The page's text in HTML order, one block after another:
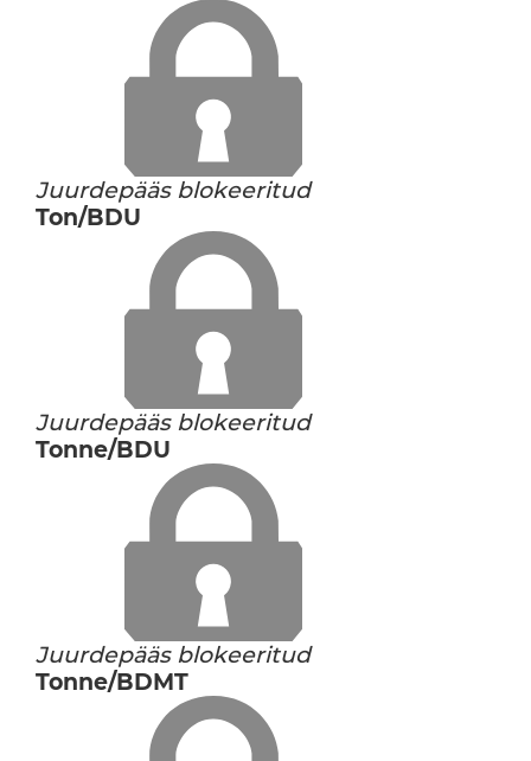
Juurdepääs blokeeritud
Ton/BDU
Juurdepääs blokeeritud
Tonne/BDU
Juurdepääs blokeeritud
Tonne/BDMT